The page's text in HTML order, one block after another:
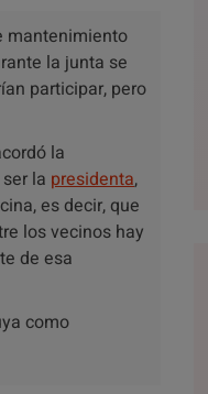
mantenimiento
la junta se
participar, pero
la
la presidenta,
es decir, que
los vecinos hay
de esa
como